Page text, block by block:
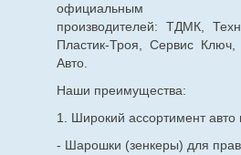
официальным
производителей: ТДМК,
Пластик-Троя, Сервис
Авто.
Наши преимущества:
1. Широкий ассортимент авто
- Шарошки (зенкеры) для